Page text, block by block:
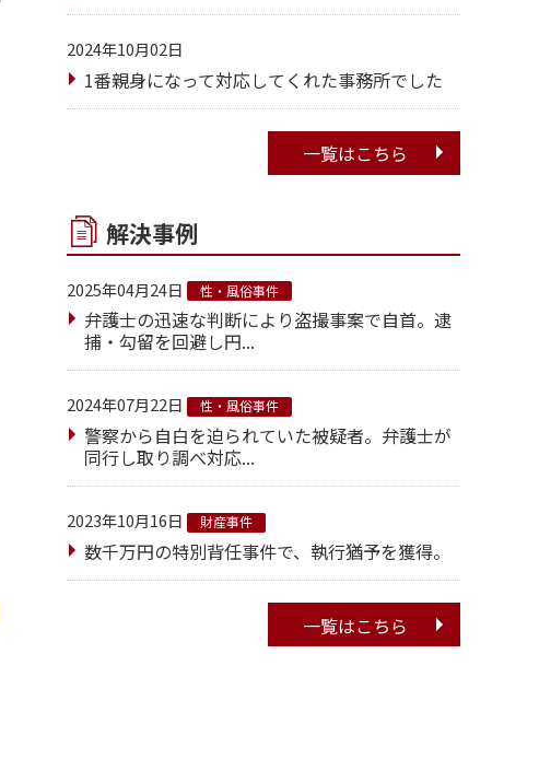
2024年10月02日
1番親身になって対応してくれた事務所でした
一覧はこちら
解決事例
2025年04月24日 性・風俗事件
弁護士の迅速な判断により盗撮事案で自首。逮
捕・勾留を回避し円...
2024年07月22日 性・風俗事件
警察から自白を迫られていた被疑者。弁護士が
同行し取り調べ対応...
2023年10月16日 財産事件
数千万円の特別背任事件で、執行猶予を獲得。
一覧はこちら